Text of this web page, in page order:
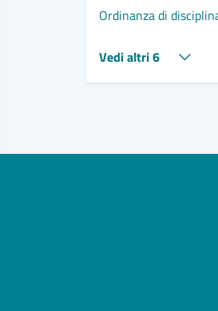
Ordinanza di
Vedi altri 6